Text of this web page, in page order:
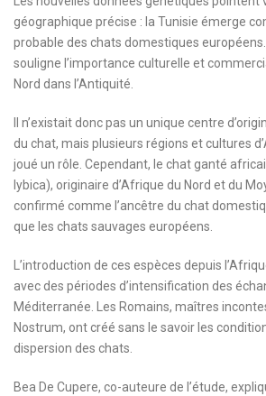
géographique précise : la Tunisie émerge
probable des chats domestiques
souligne l’importance culturelle et
Nord dans l’Antiquité.
Il n’existait donc pas un unique centre
du chat, mais plusieurs régions et cultures
joué un rôle. Cependant, le chat ganté
lybica), originaire d’Afrique du Nord et du
confirmé comme l’ancêtre du chat
que les chats sauvages européens.
L’introduction de ces espèces depuis
avec des périodes d’intensification des
Méditerranée. Les Romains, maîtres
Nostrum, ont créé sans le savoir les
dispersion des chats.
Bea De Cupere, co-auteure de l’étude,